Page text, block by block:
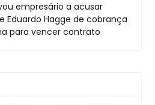
empresário a acusar
Eduardo Hagge de cobrança
para vencer contrato